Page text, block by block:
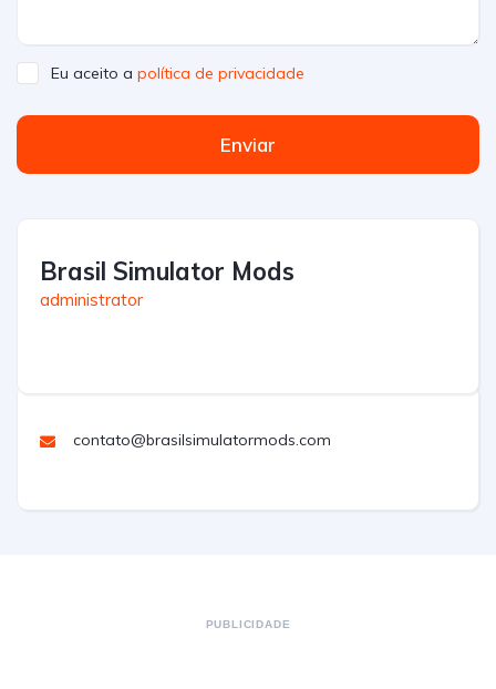
Eu aceito a política de privacidade
Enviar
Brasil Simulator Mods
administrator
contato@brasilsimulatormods.com
PUBLICIDADE